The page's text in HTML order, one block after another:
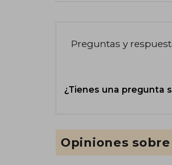
Preguntas y
¿Tienes una pregunta
Opiniones